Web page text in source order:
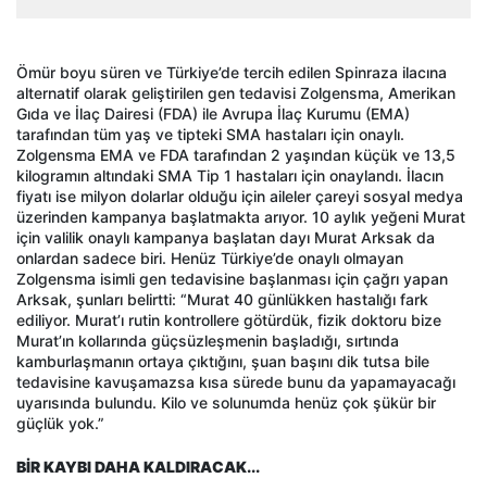
Ömür boyu süren ve Türkiye’de tercih edilen Spinraza ilacına
alternatif olarak geliştirilen gen tedavisi Zolgensma, Amerikan
Gıda ve İlaç Dairesi (FDA) ile Avrupa İlaç Kurumu (EMA)
tarafından tüm yaş ve tipteki SMA hastaları için onaylı.
Zolgensma EMA ve FDA tarafından 2 yaşından küçük ve 13,5
kilogramın altındaki SMA Tip 1 hastaları için onaylandı. İlacın
fiyatı ise milyon dolarlar olduğu için aileler çareyi sosyal medya
üzerinden kampanya başlatmakta arıyor. 10 aylık yeğeni Murat
için valilik onaylı kampanya başlatan dayı Murat Arksak da
onlardan sadece biri. Henüz Türkiye’de onaylı olmayan
Zolgensma isimli gen tedavisine başlanması için çağrı yapan
Arksak, şunları belirtti: “Murat 40 günlükken hastalığı fark
ediliyor. Murat’ı rutin kontrollere götürdük, fizik doktoru bize
Murat’ın kollarında güçsüzleşmenin başladığı, sırtında
kamburlaşmanın ortaya çıktığını, şuan başını dik tutsa bile
tedavisine kavuşamazsa kısa sürede bunu da yapamayacağı
uyarısında bulundu. Kilo ve solunumda henüz çok şükür bir
güçlük yok.”
BİR KAYBI DAHA KALDIRACAK...